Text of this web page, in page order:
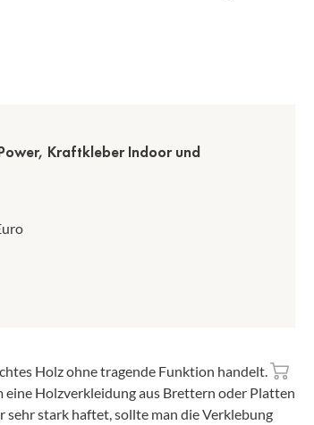
Kraftkleber Indoor und
Holz ohne tragende Funktion handelt.
eine Holzverkleidung aus Brettern oder Platten
sehr stark haftet, sollte man die Verklebung